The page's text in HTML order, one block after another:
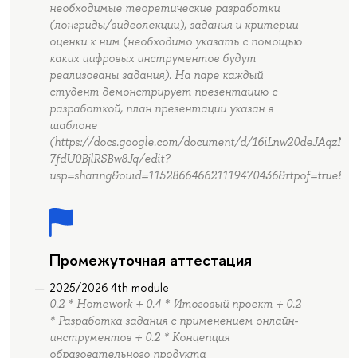
необходимые теоретические разработки
(лонгриды/видеолекции), задания и критерии
оценки к ним (необходимо указать с помощью
каких цифровых инструментов будут
реализованы задания). На паре каждый
студент демонстрирует презентацию с
разработкой, план презентации указан в
шаблоне
(https://docs.google.com/document/d/
7fdU0BjlRSBw8Jq/edit?
Промежуточная аттестация
2025/2026 4th module
0.2 * Homework + 0.4 * Итоговый проект + 0.2
* Разработка задания с применением онлайн-
инструментов + 0.2 * Концепция
образовательного продукта